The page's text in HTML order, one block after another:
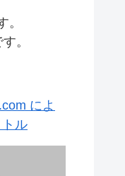
。
。
によ
ル